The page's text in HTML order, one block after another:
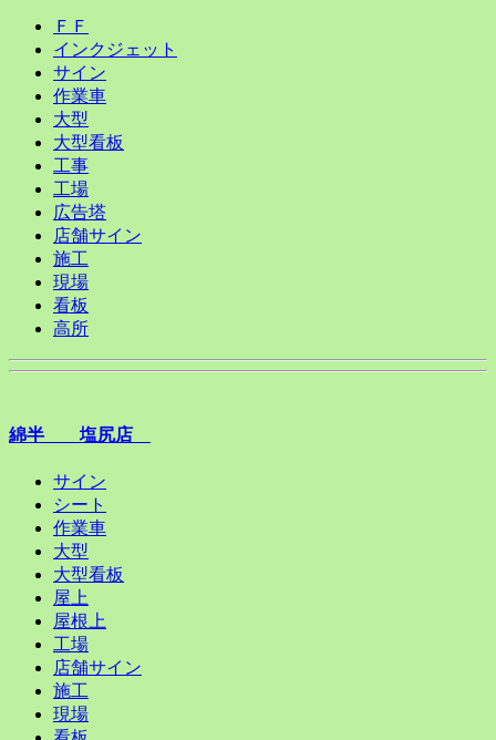
ＦＦ
インクジェット
サイン
作業車
大型
大型看板
工事
工場
広告塔
店舗サイン
施工
現場
看板
高所
綿半 塩尻店
サイン
シート
作業車
大型
大型看板
屋上
屋根上
工場
店舗サイン
施工
現場